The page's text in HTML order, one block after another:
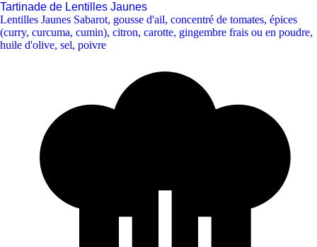
Tartinade de Lentilles Jaunes
Lentilles Jaunes Sabarot, gousse d'ail, concentré de tomates, épices
(curry, curcuma, cumin), citron, carotte, gingembre frais ou en poudre,
huile d'olive, sel, poivre